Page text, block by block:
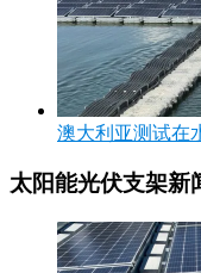
澳大利亚测试在
太阳能光伏支架新